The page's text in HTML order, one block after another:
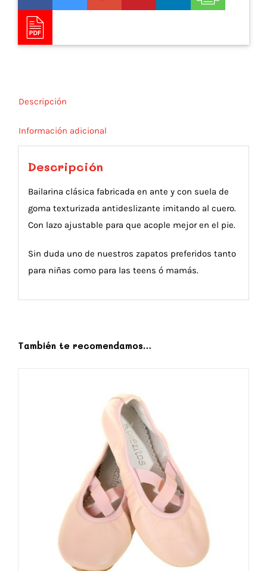
Descripción
Información adicional
Descripción
Bailarina clásica fabricada en ante y con suela de
goma texturizada antideslizante imitando al cuero.
Con lazo ajustable para que acople mejor en el pie.
Sin duda uno de nuestros zapatos preferidos tanto
para niñas como para las teens ó mamás.
También te recomendamos…